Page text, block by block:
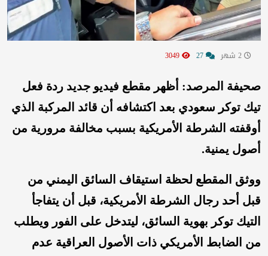
‏صحيفة المرصد: أظهر مقطع فيديو جديد ردة فعل
تيك توكر سعودي بعد اكتشافه أن قائد المركبة الذي
أوقفته الشرطة الأمريكية بسبب مخالفة مرورية من
أصول يمنية.
‏ووثق المقطع لحظة استيقاف السائق اليمني من
قبل أحد رجال الشرطة الأمريكية، قبل أن يتفاجأ
التيك توكر بهوية السائق، ليتدخل على الفور ويطلب
من الضابط الأمريكي ذات الأصول العراقية عدم